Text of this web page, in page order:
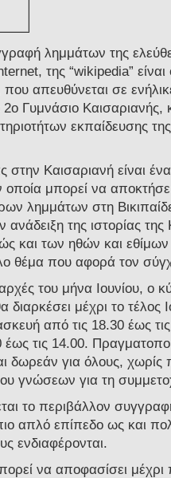
λημμάτων της
της “wikipedia”
που απευθύνεται σε
2ο Γυμνάσιο Καισαριανής,
εκπαίδευσης
στην Καισαριανή είναι
μπορεί να
λημμάτων στη
της ιστορίας της
και των ηθών και
θέμα που αφορά τον
του μήνα Ιουνίου, ο
μέχρι το τέλος
από τις 18.30 έως
τις 14.00.
δωρεάν για όλους, χωρίς
γνώσεων για τη
το περιβάλλον
απλό επίπεδο ως και
ενδιαφέρονται.
να αποφασίσει μέχρι